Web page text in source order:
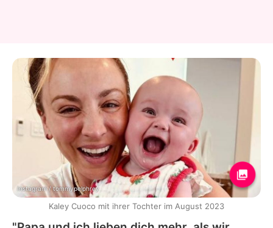
Instagram / tommypelphrey
Kaley Cuoco mit ihrer Tochter im August 2023